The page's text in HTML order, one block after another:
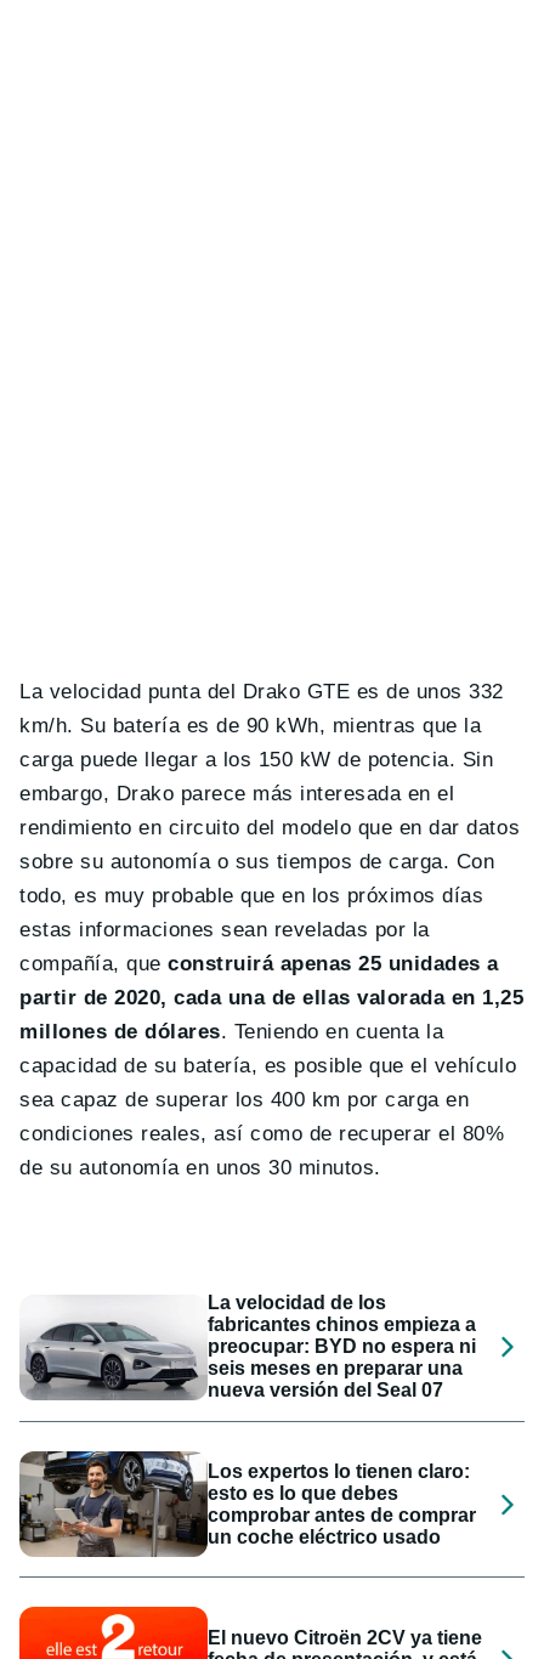
La velocidad punta del Drako GTE es de unos 332
km/h. Su batería es de 90 kWh, mientras que la
carga puede llegar a los 150 kW de potencia. Sin
embargo, Drako parece más interesada en el
rendimiento en circuito del modelo que en dar datos
sobre su autonomía o sus tiempos de carga. Con
todo, es muy probable que en los próximos días
estas informaciones sean reveladas por la
compañía, que construirá apenas 25 unidades a
partir de 2020, cada una de ellas valorada en 1,25
millones de dólares. Teniendo en cuenta la
capacidad de su batería, es posible que el vehículo
sea capaz de superar los 400 km por carga en
condiciones reales, así como de recuperar el 80%
de su autonomía en unos 30 minutos.
La velocidad de los
fabricantes chinos empieza a
preocupar: BYD no espera ni
seis meses en preparar una
nueva versión del Seal 07
Los expertos lo tienen claro:
esto es lo que debes
comprobar antes de comprar
un coche eléctrico usado
El nuevo Citroën 2CV ya tiene